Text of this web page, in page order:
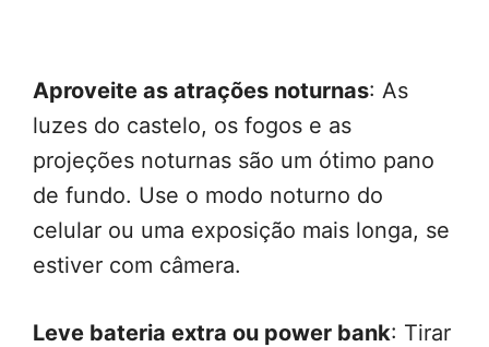
Aproveite as atrações noturnas: As
luzes do castelo, os fogos e as
projeções noturnas são um ótimo pano
de fundo. Use o modo noturno do
celular ou uma exposição mais longa, se
estiver com câmera.
Leve bateria extra ou power bank: Tirar